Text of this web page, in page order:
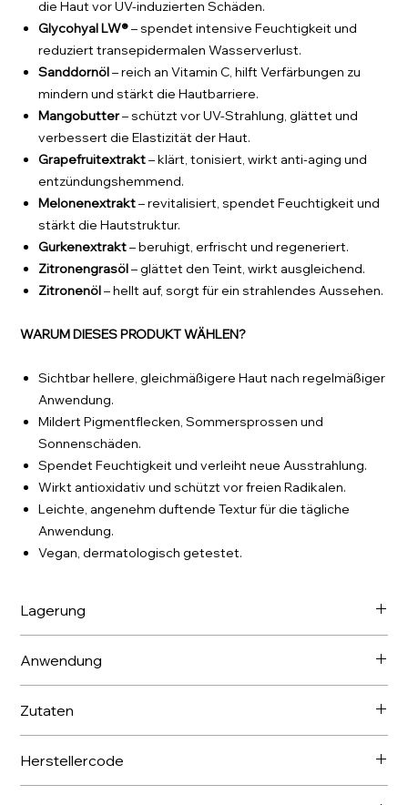
die Haut vor UV-induzierten Schäden.
Glycohyal LW®– spendet intensive Feuchtigkeit und
reduziert transepidermalen Wasserverlust.
Sanddornöl– reich an Vitamin C, hilft Verfärbungen zu
mindern und stärkt die Hautbarriere.
Mangobutter– schützt vor UV-Strahlung, glättet und
verbessert die Elastizität der Haut.
Grapefruitextrakt– klärt, tonisiert, wirkt anti-aging und
entzündungshemmend.
Melonenextrakt– revitalisiert, spendet Feuchtigkeit und
stärkt die Hautstruktur.
Gurkenextrakt– beruhigt, erfrischt und regeneriert.
Zitronengrasöl– glättet den Teint, wirkt ausgleichend.
Zitronenöl– hellt auf, sorgt für ein strahlendes Aussehen.
WARUM DIESES PRODUKT WÄHLEN?
Sichtbar hellere, gleichmäßigere Haut nach regelmäßiger
Anwendung.
Mildert Pigmentflecken, Sommersprossen und
Sonnenschäden.
Spendet Feuchtigkeit und verleiht neue Ausstrahlung.
Wirkt antioxidativ und schützt vor freien Radikalen.
Leichte, angenehm duftende Textur für die tägliche
Anwendung.
Vegan, dermatologisch getestet.
Lagerung
Anwendung
Gesichtshaut auftragen
Zutaten
Polyglyceryl-6 Stearate, Glycerin, Hippophae Rhamnoides
Oil, Punica Granatum Seed Oil, Cystoseira Tamariscifolia
Herstellercode